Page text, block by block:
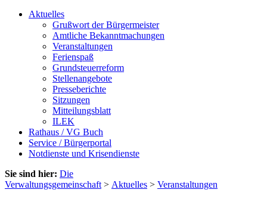
Aktuelles
Grußwort der Bürgermeister
Amtliche Bekanntmachungen
Veranstaltungen
Ferienspaß
Grundsteuerreform
Stellenangebote
Presseberichte
Sitzungen
Mitteilungsblatt
ILEK
Rathaus / VG Buch
Service / Bürgerportal
Notdienste und Krisendienste
Sie sind hier: Die
Verwaltungsgemeinschaft > Aktuelles > Veranstaltungen